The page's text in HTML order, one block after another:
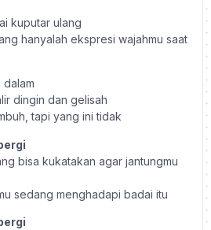
kuputar ulang
hanyalah ekspresi wajahmu saat
dalam
dingin dan gelisah
tapi yang ini tidak
bisa kukatakan agar jantungmu
sedang menghadapi badai itu